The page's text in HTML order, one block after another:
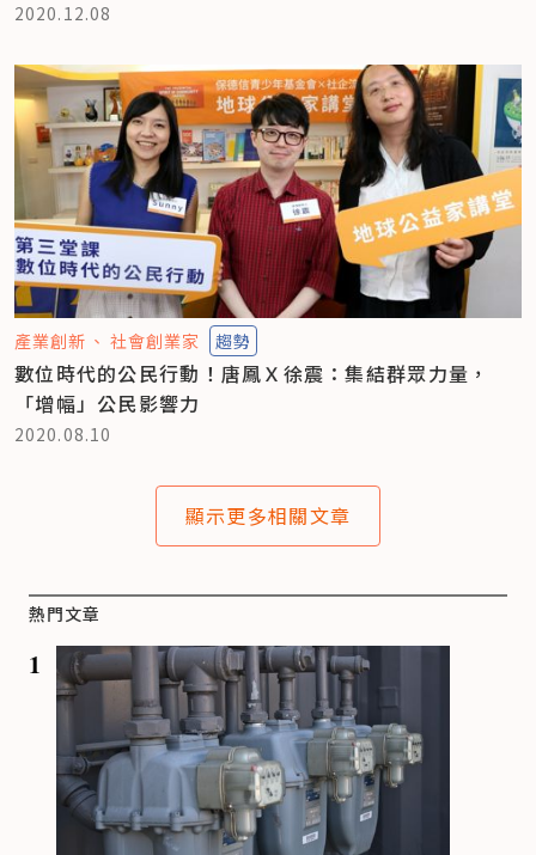
2020.12.08
產業創新 社會創業家 趨勢
數位時代的公民行動！唐鳳Ｘ徐震：集結群眾力量，
「增幅」公民影響力
2020.08.10
顯示更多相關文章
熱門文章
1